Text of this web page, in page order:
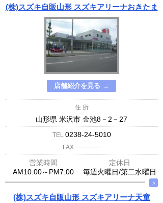
(株)スズキ自販山形 スズキアリーナおきたま
店舗紹介を見る →
住 所
山形県 米沢市 金池8－2－27
TEL 0238-24-5010
FAX ─────
営業時間
定休日
AM10:00～PM7:00
毎週火曜日/第二水曜日
∧
(株)スズキ自販山形 スズキアリーナ天童